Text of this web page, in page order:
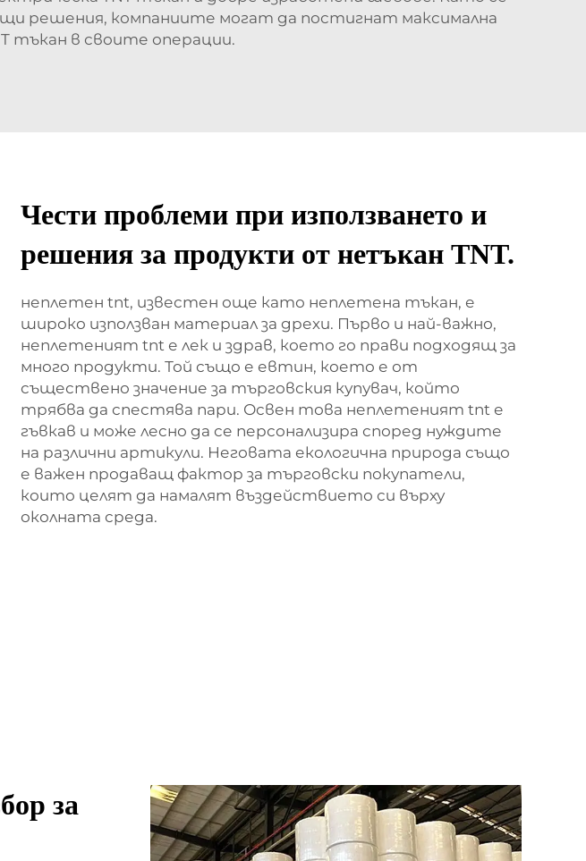
решения, компаниите могат да постигнат максимална
тъкан в своите операции.
Чести проблеми при използването и
решения за продукти от нетъкан TNT.
неплетен tnt, известен още като неплетена тъкан, е
широко използван материал за дрехи. Първо и най-важно,
неплетеният tnt е лек и здрав, което го прави подходящ за
много продукти. Той също е евтин, което е от
съществено значение за търговския купувач, който
трябва да спестява пари. Освен това неплетеният tnt е
гъвкав и може лесно да се персонализира според нуждите
на различни артикули. Неговата екологична природа също
е важен продаващ фактор за търговски покупатели,
които целят да намалят въздействието си върху
околната среда.
за